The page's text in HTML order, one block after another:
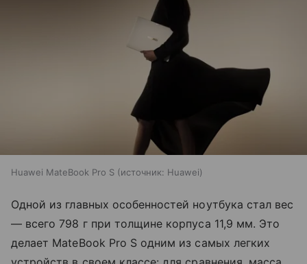
Huawei MateBook Pro S источник: Huawei
Одной из главных особенностей ноутбука стал вес
— всего 798 г при толщине корпуса 11,9 мм. Это
делает MateBook Pro S одним из самых легких